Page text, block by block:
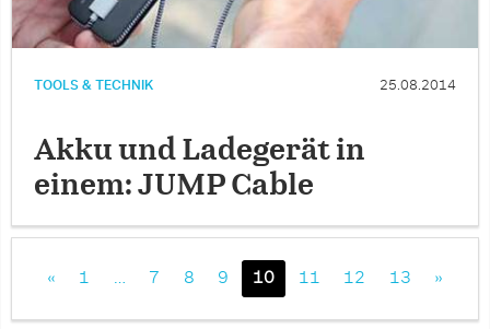
TOOLS & TECHNIK 25.08.2014
Akku und Ladegerät in
einem: JUMP Cable
« 1 … 7 8 9 10 11 12 13 »